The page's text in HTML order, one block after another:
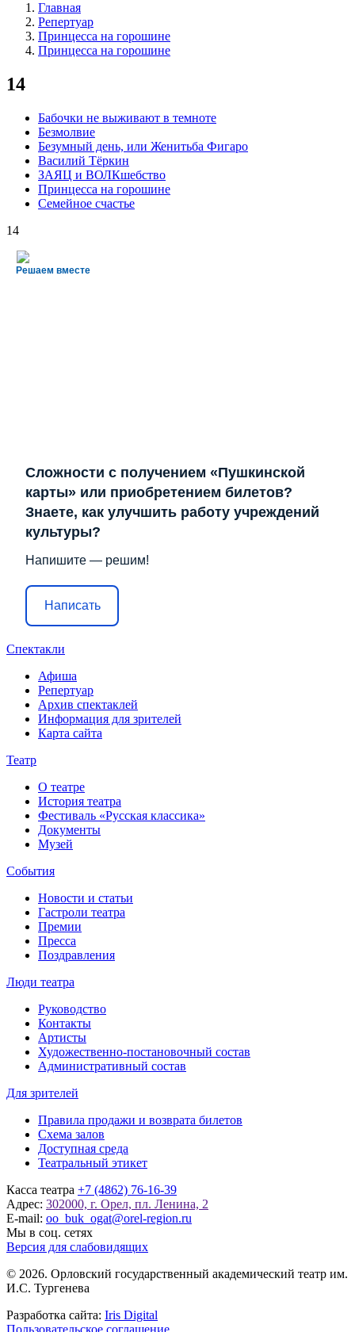
Главная
Репертуар
Принцесса на горошине
Принцесса на горошине
14
Бабочки не выживают в темноте
Безмолвие
Безумный день, или Женитьба Фигаро
Василий Тёркин
ЗАЯЦ и ВОЛКшебство
Принцесса на горошине
Семейное счастье
14
Решаем вместе
Сложности с получением «Пушкинской
карты» или приобретением билетов?
Знаете, как улучшить работу учреждений
культуры?
Напишите — решим!
Написать
Спектакли
Афиша
Репертуар
Архив спектаклей
Информация для зрителей
Карта сайта
Театр
О театре
История театра
Фестиваль «Русская классика»
Документы
Музей
События
Новости и статьи
Гастроли театра
Премии
Пресса
Поздравления
Люди театра
Руководство
Контакты
Артисты
Художественно-постановочный состав
Административный состав
Для зрителей
Правила продажи и возврата билетов
Схема залов
Доступная среда
Театральный этикет
Касса театра +7 (4862) 76-16-39
Адрес: 302000, г. Орел, пл. Ленина, 2
E-mail: oo_buk_ogat@orel-region.ru
Мы в соц. сетях
Версия для слабовидящих
© 2026. Орловский государственный академический театр им.
И.С. Тургенева
Разработка сайта: Iris Digital
Пользовательское соглашение